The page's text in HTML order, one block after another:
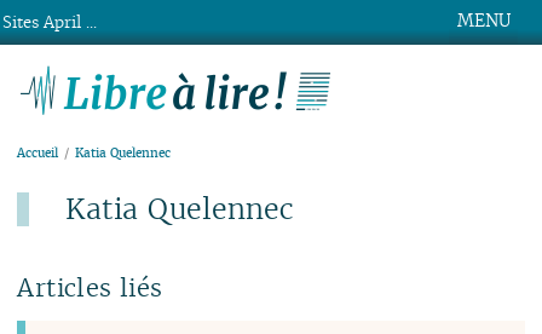
MENU
Accueil Katia Quelennec
Katia Quelennec
Articles liés
Sites April ...